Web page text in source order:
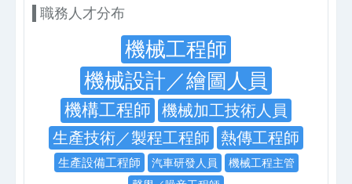
職務人才分布
機械工程師
機械設計／繪圖人員
機構工程師
機械加工技術人員
生產技術／製程工程師
熱傳工程師
生產設備工程師 汽車研發人員
機械工程主管